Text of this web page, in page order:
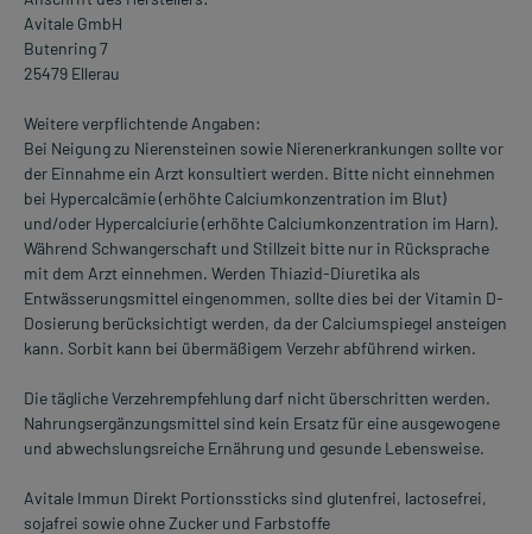
Avitale GmbH
Butenring 7
25479 Ellerau
Weitere verpflichtende Angaben:
Bei Neigung zu Nierensteinen sowie Nierenerkrankungen sollte vor
der Einnahme ein Arzt konsultiert werden. Bitte nicht einnehmen
bei Hypercalcämie (erhöhte Calciumkonzentration im Blut)
und/oder Hypercalciurie (erhöhte Calciumkonzentration im Harn).
Während Schwangerschaft und Stillzeit bitte nur in Rücksprache
mit dem Arzt einnehmen. Werden Thiazid-Diuretika als
Entwässerungsmittel eingenommen, sollte dies bei der Vitamin D-
Dosierung berücksichtigt werden, da der Calciumspiegel ansteigen
kann. Sorbit kann bei übermäßigem Verzehr abführend wirken.
Die tägliche Verzehrempfehlung darf nicht überschritten werden.
Nahrungsergänzungsmittel sind kein Ersatz für eine ausgewogene
und abwechslungsreiche Ernährung und gesunde Lebensweise.
Avitale Immun Direkt Portionssticks sind glutenfrei, lactosefrei,
sojafrei sowie ohne Zucker und Farbstoffe